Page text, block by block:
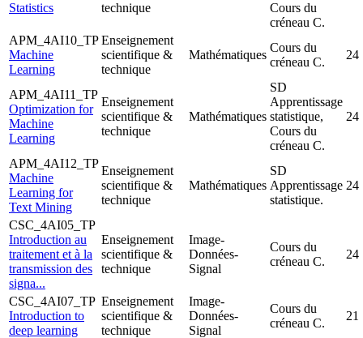
Statistics technique
Cours du
créneau C.
APM_4AI10_TP
Machine
Learning
Enseignement
scientifique &
technique
Mathématiques
Cours du
créneau C.
24
APM_4AI11_TP
Optimization for
Machine
Learning
Enseignement
scientifique &
technique
Mathématiques
SD
Apprentissage
statistique,
Cours du
créneau C.
24
APM_4AI12_TP
Machine
Learning for
Text Mining
Enseignement
scientifique &
technique
Mathématiques
SD
Apprentissage
statistique.
24
CSC_4AI05_TP
Introduction au
traitement et à la
transmission des
signa...
Enseignement
scientifique &
technique
Image-
Données-
Signal
Cours du
créneau C.
24
CSC_4AI07_TP
Introduction to
deep learning
Enseignement
scientifique &
technique
Image-
Données-
Signal
Cours du
créneau C.
21